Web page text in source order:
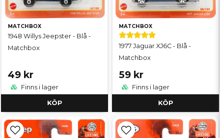
MATCHBOX
1948 Willys Jeepster - Blå -
Matchbox
49 kr
Finns i lager
KÖP
MATCHBOX
1977 Jaguar XJ6C - Blå -
Matchbox
59 kr
Finns i lager
KÖP